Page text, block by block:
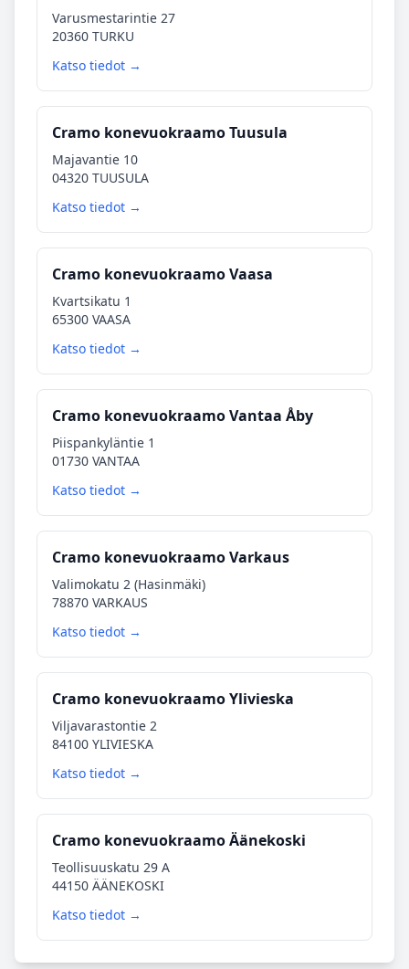
Varusmestarintie 27
20360 TURKU
Katso tiedot →
Cramo konevuokraamo Tuusula
Majavantie 10
04320 TUUSULA
Katso tiedot →
Cramo konevuokraamo Vaasa
Kvartsikatu 1
65300 VAASA
Katso tiedot →
Cramo konevuokraamo Vantaa Åby
Piispankyläntie 1
01730 VANTAA
Katso tiedot →
Cramo konevuokraamo Varkaus
Valimokatu 2 (Hasinmäki)
78870 VARKAUS
Katso tiedot →
Cramo konevuokraamo Ylivieska
Viljavarastontie 2
84100 YLIVIESKA
Katso tiedot →
Cramo konevuokraamo Äänekoski
Teollisuuskatu 29 A
44150 ÄÄNEKOSKI
Katso tiedot →